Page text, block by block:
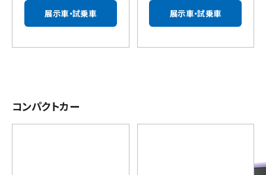
展示車・試乗車 展示車・試乗車
コンパクトカー